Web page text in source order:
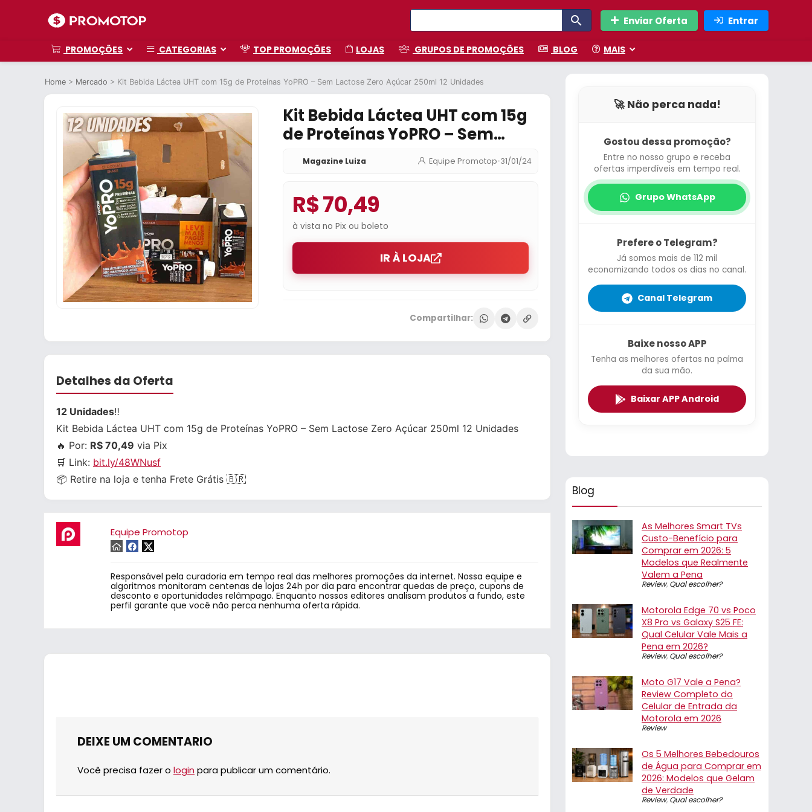
Enviar Oferta Entrar
PROMOÇÕES CATEGORIAS TOP PROMOÇÕES LOJAS GRUPOS DE PROMOÇÕES BLOG MAIS
Home > Mercado > Kit Bebida Láctea UHT com 15g de Proteínas YoPRO – Sem Lactose Zero Açúcar 250ml 12 Unidades
Kit Bebida Láctea UHT com 15g
de Proteínas YoPRO – Sem
Lactose Zero Açúcar 250ml 12
Unidades
Magazine Luiza Equipe Promotop•31/01/24
R$ 70,49
à vista no Pix ou boleto
IR À LOJA
Compartilhar:
Detalhes da Oferta
12 Unidades‼
Kit Bebida Láctea UHT com 15g de Proteínas YoPRO – Sem Lactose Zero Açúcar 250ml 12 Unidades
🔥 Por: R$ 70,49 via Pix
🛒 Link: bit.ly/48WNusf
📦 Retire na loja e tenha Frete Grátis 🇧🇷
Equipe Promotop
Responsável pela curadoria em tempo real das melhores promoções da internet. Nossa equipe e
algoritmos monitoram centenas de lojas 24h por dia para encontrar quedas de preço, cupons de
desconto e oportunidades relâmpago. Enquanto nossos editores analisam produtos a fundo, este
perfil garante que você não perca nenhuma oferta rápida.
DEIXE UM COMENTARIO
Você precisa fazer o login para publicar um comentário.
🚀 Não perca nada!
Gostou dessa promoção?
Entre no nosso grupo e receba
ofertas imperdíveis em tempo real.
Grupo WhatsApp
Prefere o Telegram?
Já somos mais de 112 mil
economizando todos os dias no canal.
Canal Telegram
Baixe nosso APP
Tenha as melhores ofertas na palma
da sua mão.
Baixar APP Android
Blog
As Melhores Smart TVs
Custo-Benefício para
Comprar em 2026: 5
Modelos que Realmente
Valem a Pena
Review, Qual escolher?
Motorola Edge 70 vs Poco
X8 Pro vs Galaxy S25 FE:
Qual Celular Vale Mais a
Pena em 2026?
Review, Qual escolher?
Moto G17 Vale a Pena?
Review Completo do
Celular de Entrada da
Motorola em 2026
Review
Os 5 Melhores Bebedouros
de Água para Comprar em
2026: Modelos que Gelam
de Verdade
Review, Qual escolher?